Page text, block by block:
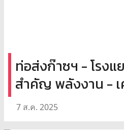
ท่อส่งก๊าซฯ - โรง
สำคัญ พลังงาน -
7 ส.ค. 2025